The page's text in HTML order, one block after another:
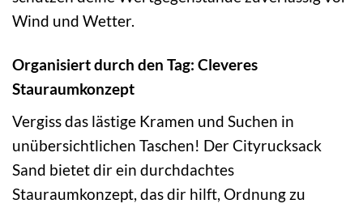
Wind und Wetter.
Organisiert durch den Tag: Cleveres
Stauraumkonzept
Vergiss das lästige Kramen und Suchen in
unübersichtlichen Taschen! Der Cityrucksack
Sand bietet dir ein durchdachtes
Stauraumkonzept, das dir hilft, Ordnung zu